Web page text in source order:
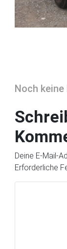
Noch
Deine E-Mail-
Erforderliche